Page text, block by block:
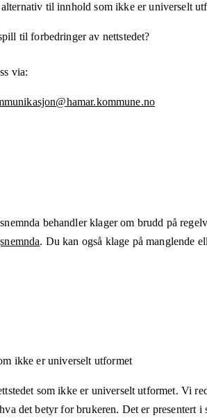
til innhold som ikke er universelt
til forbedringer av nettstedet?
via:
behandler klager om brudd på
. Du kan også klage på manglende
ikke er universelt utformet
som ikke er universelt utformet. Vi
det betyr for brukeren. Det er presentert i